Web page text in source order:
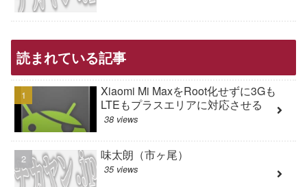
読まれている記事
Xiaomi Mi MaxをRoot化せずに3Gも
LTEもプラスエリアに対応させる
38 views
味太朗（市ヶ尾）
35 views